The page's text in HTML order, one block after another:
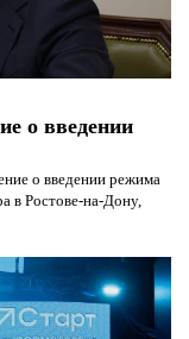
о введении
о введении режима
в Ростове-на-Дону,